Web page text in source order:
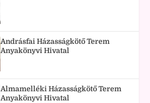
Andrásfai Házasságkötő Terem
Anyakönyvi Hivatal
Almamelléki Házasságkötő Terem
Anyakönyvi Hivatal